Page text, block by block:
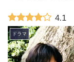
4.1
ドラマ